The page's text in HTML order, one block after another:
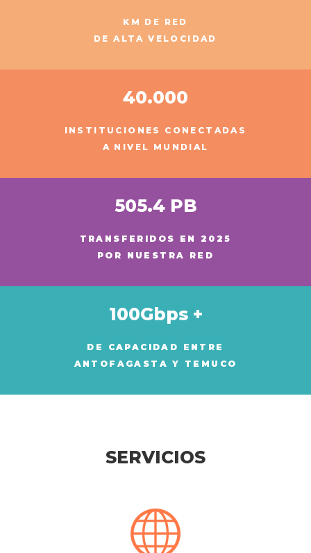
KM DE RED
DE ALTA VELOCIDAD
40.000
INSTITUCIONES CONECTADAS
A NIVEL MUNDIAL
505.4 PB
TRANSFERIDOS EN 2025
POR NUESTRA RED
100Gbps +
DE CAPACIDAD ENTRE
ANTOFAGASTA Y TEMUCO
SERVICIOS